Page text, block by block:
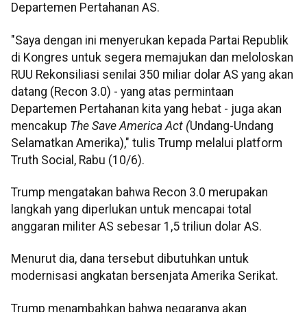
Departemen Pertahanan AS.
"Saya dengan ini menyerukan kepada Partai Republik
di Kongres untuk segera memajukan dan meloloskan
RUU Rekonsiliasi senilai 350 miliar dolar AS yang akan
datang (Recon 3.0) - yang atas permintaan
Departemen Pertahanan kita yang hebat - juga akan
mencakup The Save America Act (Undang-Undang
Selamatkan Amerika)," tulis Trump melalui platform
Truth Social, Rabu (10/6).
Trump mengatakan bahwa Recon 3.0 merupakan
langkah yang diperlukan untuk mencapai total
anggaran militer AS sebesar 1,5 triliun dolar AS.
Menurut dia, dana tersebut dibutuhkan untuk
modernisasi angkatan bersenjata Amerika Serikat.
Trump menambahkan bahwa negaranya akan